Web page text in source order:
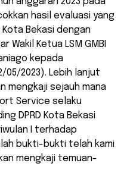
hasil evaluasi yang
Kota Bekasi dengan
Wakil Ketua LSM GMBI
kepada
05/2023). Lebih lanjut
mengkaji sejauh mana
Service selaku
DPRD Kota Bekasi
I terhadap
bukti-bukti telah kami
mengkaji temuan-